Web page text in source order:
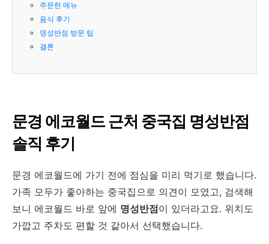
주문한 메뉴
음식 후기
명성반점 방문 팁
결론
문경 에코월드 근처 중국집 명성반점
솔직 후기
문경 에코월드에 가기 전에 점심을 미리 먹기로 했습니다.
가족 모두가 좋아하는 중국집으로 의견이 모였고, 검색해
보니 에코월드 바로 앞에 명성반점이 있더라고요. 위치도
가깝고 주차도 편할 것 같아서 선택했습니다.